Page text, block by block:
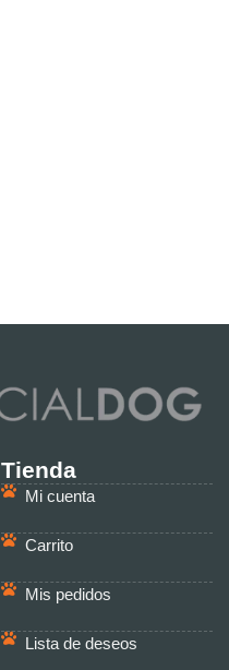
Tienda
Mi cuenta
Carrito
Mis pedidos
Lista de deseos